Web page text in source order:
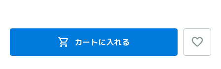
カートに入れる